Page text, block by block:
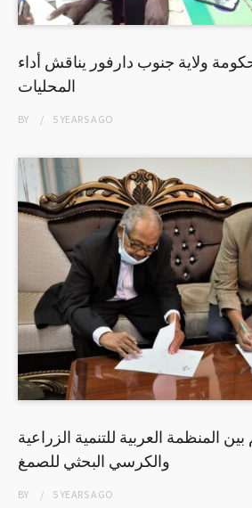
ولاية جنوب دارفور يناقش أداء
المحليات
BY 5 YEARSAGO
المنظمة العربية للتنمية الزراعية
والكرسي البحثي للصمغ
BY 5 YEARSAGO